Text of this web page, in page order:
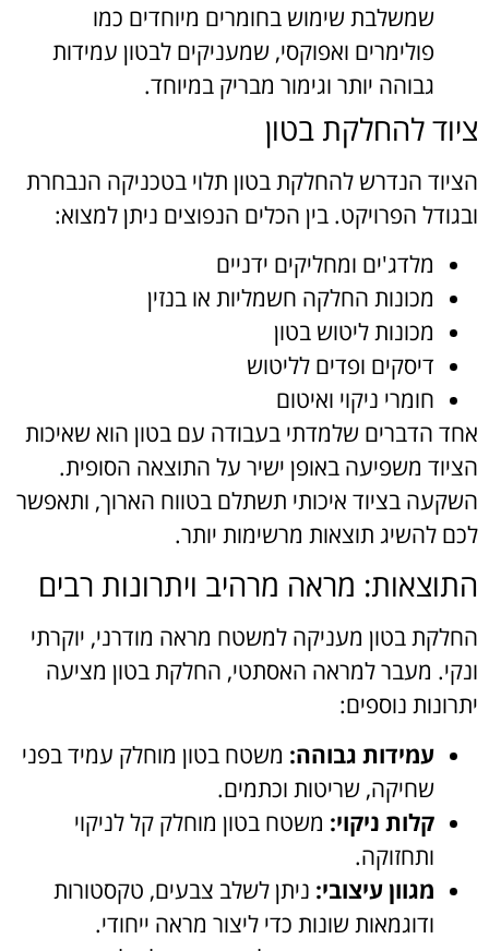
שמשלבת שימוש בחומרים מיוחדים כמו
פולימרים ואפוקסי, שמעניקים לבטון עמידות
גבוהה יותר וגימור מבריק במיוחד.
ציוד להחלקת בטון
הציוד הנדרש להחלקת בטון תלוי בטכניקה הנבחרת
ובגודל הפרויקט. בין הכלים הנפוצים ניתן למצוא:
מלדג'ים ומחליקים ידניים
מכונות החלקה חשמליות או בנזין
מכונות ליטוש בטון
דיסקים ופדים לליטוש
חומרי ניקוי ואיטום
אחד הדברים שלמדתי בעבודה עם בטון הוא שאיכות
הציוד משפיעה באופן ישיר על התוצאה הסופית.
השקעה בציוד איכותי תשתלם בטווח הארוך, ותאפשר
לכם להשיג תוצאות מרשימות יותר.
התוצאות: מראה מרהיב ויתרונות רבים
החלקת בטון מעניקה למשטח מראה מודרני, יוקרתי
ונקי. מעבר למראה האסתטי, החלקת בטון מציעה
יתרונות נוספים:
עמידות גבוהה: משטח בטון מוחלק עמיד בפני
שחיקה, שריטות וכתמים.
קלות ניקוי: משטח בטון מוחלק קל לניקוי
ותחזוקה.
מגוון עיצובי: ניתן לשלב צבעים, טקסטורות
ודוגמאות שונות כדי ליצור מראה ייחודי.